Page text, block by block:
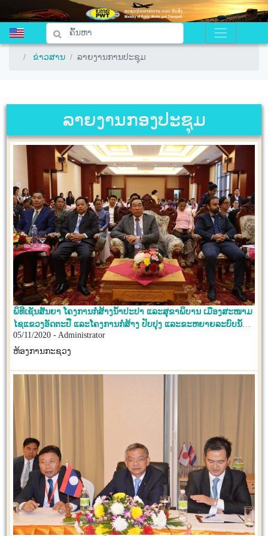
ຂ່າວສານ ລາຍງານການປະຊຸມ
ຂ່າວສານ ລາຍງານການປະຊຸມ
ລາຍງານກອງປະຊຸມ
ພິທີເຊັນສັນຍາ ໂຄງການກໍ່ສ້າງນໍ້າປະປາ ແລະສຸຂາພິບານ ເມືອງສະໜາມ
ໄຊແຂວງອັດຕະປື ແລະໂຄງການກໍ່ສ້າງ ປັບປຸງ ແລະຂະຫຍາຍລະບົບນໍ້າ
ປະປາ ເຂດເຊໂນ ເມືອງອຸທຸມພອນ ແຂວງ ສະຫວັນນະເຂດ
05/11/2020 - Administrator
ຫ້ອງການກະຊວງ